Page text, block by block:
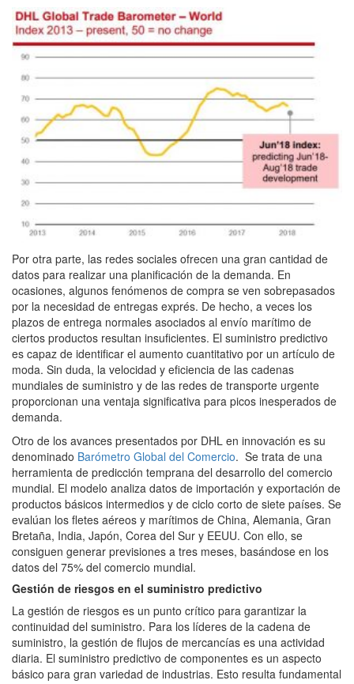
Por otra parte, las redes sociales ofrecen una gran cantidad de
datos para realizar una planificación de la demanda. En
ocasiones, algunos fenómenos de compra se ven sobrepasados
por la necesidad de entregas exprés. De hecho, a veces los
plazos de entrega normales asociados al envío marítimo de
ciertos productos resultan insuficientes. El suministro predictivo
es capaz de identificar el aumento cuantitativo por un artículo de
moda. Sin duda, la velocidad y eficiencia de las cadenas
mundiales de suministro y de las redes de transporte urgente
proporcionan una ventaja significativa para picos inesperados de
demanda.
Otro de los avances presentados por DHL en innovación es su
denominado Barómetro Global del Comercio. Se trata de una
herramienta de predicción temprana del desarrollo del comercio
mundial. El modelo analiza datos de importación y exportación de
productos básicos intermedios y de ciclo corto de siete países. Se
evalúan los fletes aéreos y marítimos de China, Alemania, Gran
Bretaña, India, Japón, Corea del Sur y EEUU. Con ello, se
consiguen generar previsiones a tres meses, basándose en los
datos del 75% del comercio mundial.
Gestión de riesgos en el suministro predictivo
La gestión de riesgos es un punto crítico para garantizar la
continuidad del suministro. Para los líderes de la cadena de
suministro, la gestión de flujos de mercancías es una actividad
diaria. El suministro predictivo de componentes es un aspecto
básico para gran variedad de industrias. Esto resulta fundamental